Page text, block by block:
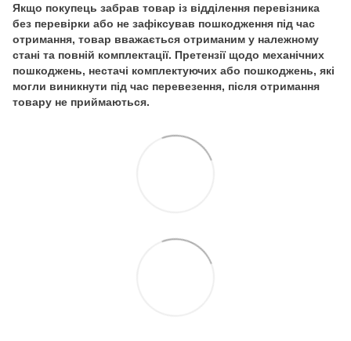
Якщо покупець забрав товар із відділення перевізника
без перевірки або не зафіксував пошкодження під час
отримання, товар вважається отриманим у належному
стані та повній комплектації. Претензії щодо механічних
пошкоджень, нестачі комплектуючих або пошкоджень, які
могли виникнути під час перевезення, після отримання
товару не приймаються.